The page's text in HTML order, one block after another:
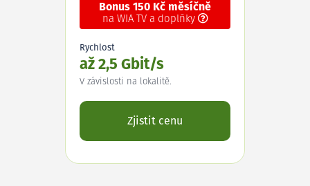
Bonus 150 Kč měsíčně
na WIA TV a doplňky
Rychlost
až 2,5 Gbit/s
V závislosti na lokalitě.
Zjistit cenu